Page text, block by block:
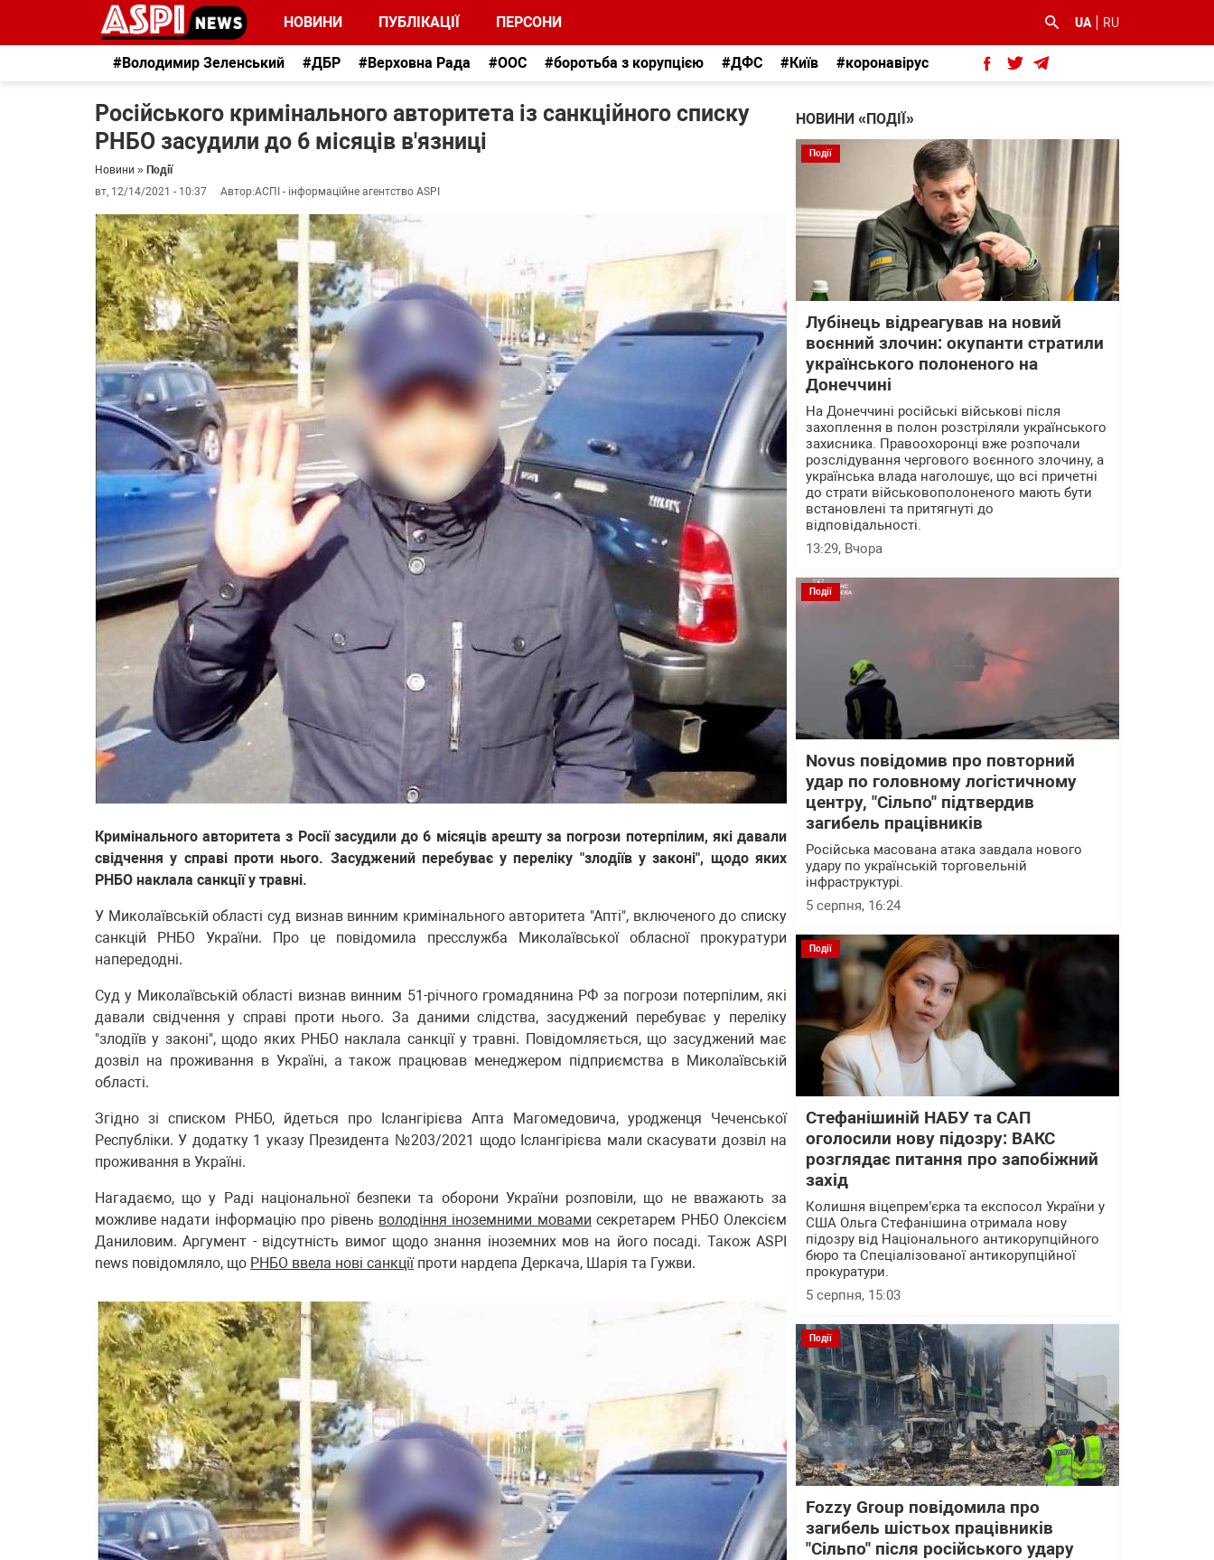
НОВИНИ ПУБЛІКАЦІЇ ПЕРСОНИ UA RU
#Володимир Зеленський #ДБР #Верховна Рада #ООС #боротьба з корупцією #ДФС #Київ #коронавірус
Російського кримінального авторитета із санкційного списку
РНБО засудили до 6 місяців в'язниці
Новини » Події
вт, 12/14/2021 - 10:37
Автор:АСПІ - інформаційне агентство ASPI
Кримінального авторитета з Росії засудили до 6 місяців арешту за погрози потерпілим, які давали
свідчення у справі проти нього. Засуджений перебуває у переліку "злодіїв у законі", щодо яких
РНБО наклала санкції у травні.
У Миколаївській області суд визнав винним кримінального авторитета "Апті", включеного до списку
санкцій РНБО України. Про це повідомила пресслужба Миколаївської обласної прокуратури
напередодні.
Суд у Миколаївській області визнав винним 51-річного громадянина РФ за погрози потерпілим, які
давали свідчення у справі проти нього. За даними слідства, засуджений перебуває у переліку
"злодіїв у законі", щодо яких РНБО наклала санкції у травні. Повідомляється, що засуджений має
дозвіл на проживання в Україні, а також працював менеджером підприємства в Миколаївській
області.
Згідно зі списком РНБО, йдеться про Іслангірієва Апта Магомедовича, уродженця Чеченської
Республіки. У додатку 1 указу Президента №203/2021 щодо Іслангірієва мали скасувати дозвіл на
проживання в Україні.
Нагадаємо, що у Раді національної безпеки та оборони України розповіли, що не вважають за
можливе надати інформацію про рівень володіння іноземними мовами секретарем РНБО Олексієм
Даниловим. Аргумент - відсутність вимог щодо знання іноземних мов на його посаді. Також ASPI
news повідомляло, що РНБО ввела нові санкціїпроти нардепа Деркача, Шарія та Гужви.
НОВИНИ «ПОДІЇ»
Події
Лубінець відреагував на новий
воєнний злочин: окупанти стратили
українського полоненого на
Донеччині
На Донеччині російські військові після
захоплення в полон розстріляли українського
захисника. Правоохоронці вже розпочали
розслідування чергового воєнного злочину, а
українська влада наголошує, що всі причетні
до страти військовополоненого мають бути
встановлені та притягнуті до
відповідальності.
13:29, Вчора
Події
Novus повідомив про повторний
удар по головному логістичному
центру, "Сільпо" підтвердив
загибель працівників
Російська масована атака завдала нового
удару по українській торговельній
інфраструктурі.
5 серпня, 16:24
Події
Стефанішиній НАБУ та САП
оголосили нову підозру: ВАКС
розглядає питання про запобіжний
захід
Колишня віцепрем’єрка та експосол України у
США Ольга Стефанішина отримала нову
підозру від Національного антикорупційного
бюро та Спеціалізованої антикорупційної
прокуратури.
5 серпня, 15:03
Події
Fozzy Group повідомила про
загибель шістьох працівників
"Сільпо" після російського удару